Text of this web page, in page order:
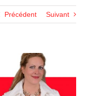
Précédent Suivant